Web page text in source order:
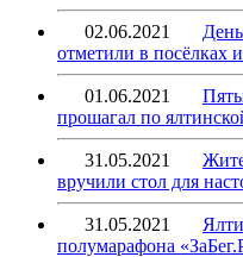
02.06.2021
отметили в посёлках
01.06.2021
прошагал по
31.05.2021
вручили стол для
31.05.2021
полумарафона